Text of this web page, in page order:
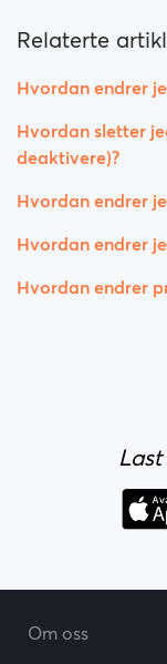
Relaterte
Hvordan endrer
Hvordan sletter
deaktivere)?
Hvordan endrer
Hvordan endrer
Hvordan endrer
Om oss